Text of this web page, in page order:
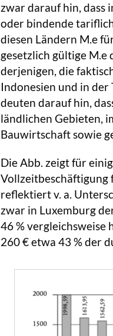
zwar darauf hin, dass
oder bindende
diesen Ländern M.e
gesetzlich gültige
derjenigen, die
Indonesien und in der
deuten darauf hin,
ländlichen Gebieten,
Bauwirtschaft sowie
Die Abb. zeigt für
Vollzeitbeschäftigung
reflektiert v. a.
zwar in Luxemburg
46 % vergleichsweise
260 € etwa 43 % der